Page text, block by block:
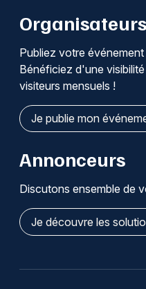
Organisateurs
Publiez votre
Bénéficiez d'une
visiteurs mensuels !
Je publie mon
Annonceurs
Discutons ensemble de
Je découvre les